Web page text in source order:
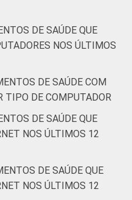
apoio à
diagnose e
99
UBS 94 6
Não UBS 98
Interior 96
DE SAÚDE QUE
NOS ÚLTIMOS
DE SAÚDE COM
TIPO DE COMPUTADOR
DE SAÚDE QUE
NOS ÚLTIMOS 12
DE SAÚDE QUE
NOS ÚLTIMOS 12